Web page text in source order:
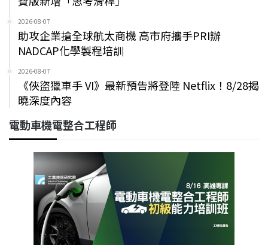
2026-08-07
助攻企業搶全球航太商機 高市府攜手PRI辦
NADCAP化學製程培訓
2026-08-07
《俠盜獵車手 VI》最新預告將登陸 Netflix！8/28揭
曉深度內容
電動車機電整合工程師